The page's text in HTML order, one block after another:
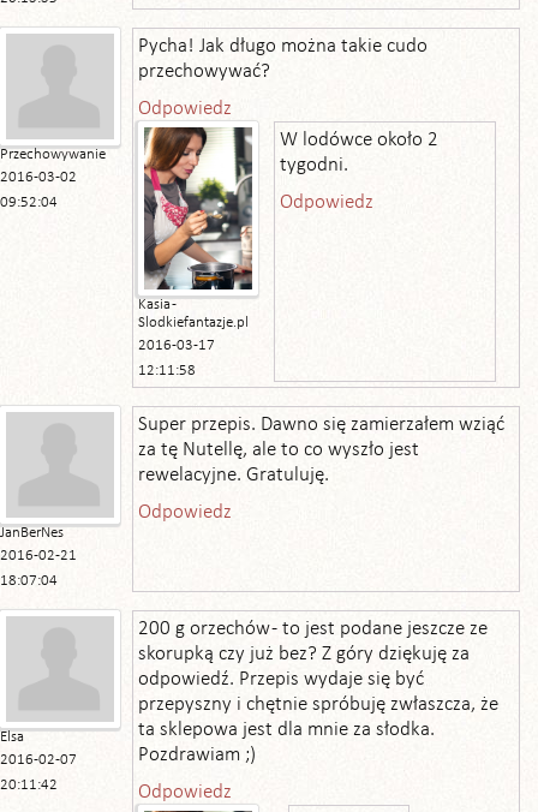
Przechowywanie
2016-03-02
09:52:04
Pycha! Jak długo można takie cudo
przechowywać?
Odpowiedz
Kasia -
Slodkiefantazje.pl
2016-03-17
12:11:58
W lodówce około 2
tygodni.
Odpowiedz
JanBerNes
2016-02-21
18:07:04
Super przepis. Dawno się zamierzałem wziąć
za tę Nutellę, ale to co wyszło jest
rewelacyjne. Gratuluję.
Odpowiedz
Elsa
2016-02-07
20:11:42
200 g orzechów - to jest podane jeszcze ze
skorupką czy już bez? Z góry dziękuję za
odpowiedź. Przepis wydaje się być
przepyszny i chętnie spróbuję zwłaszcza, że
ta sklepowa jest dla mnie za słodka.
Pozdrawiam ;)
Odpowiedz